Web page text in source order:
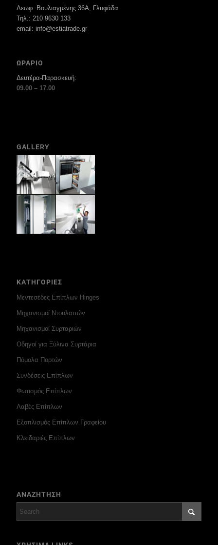
Λεωφ. Βουλιαγμένης 36Α, Γλυφάδα
Τηλ.: 210 9630 133
email: info@estiatrade.gr
ΩΡΑΡΙΟ
Δευτέρα-Παρασκευή:
09.00 – 17.00
GALLERY
ΚΑΤΗΓΟΡΙΕΣ
Μεντεσέδες Επίπλων Hinges
Μηχανισμοί Ντουλαπών
Μηχανισμοί Συρταριών
Οδηγοί για Ξύλινα Συρτάρια
Πόμολα Πορτών
Συνδέσεις Επίπλων
Φωτισμός Επίπλων
Λαβές Επίπλων
Εξοπλισμός Επίπλων Γραφείου
Κλειδαριές Επίπλων
ΑΝΑΖΗΤΗΣΗ